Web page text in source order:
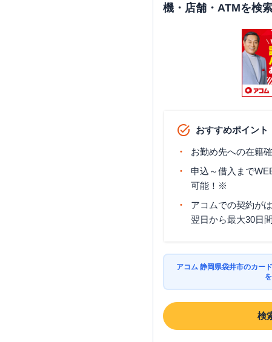
機・店舗・ATMを検
おすすめポイント
お勤め先への在籍
申込～借入まで
可能！※
アコムでの契約が
翌日から最大30日
アコム 静岡県袋井市のカー
検